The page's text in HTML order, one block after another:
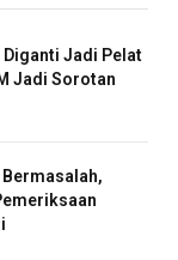
Diganti Jadi Pelat
Jadi Sorotan
Bermasalah,